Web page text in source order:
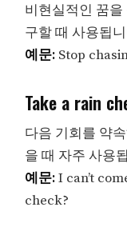
비현실적인 꿈
구할 때 사용됩
예문: Stop
Take a rain
다음 기회를 약
을 때 자주 사용
예문:I can’t
check?